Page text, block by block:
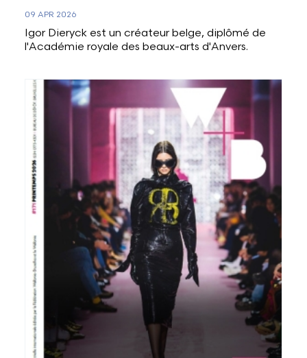
09 APR 2026
Igor Dieryck est un créateur belge, diplômé de
l'Académie royale des beaux-arts d'Anvers.
Voir plus